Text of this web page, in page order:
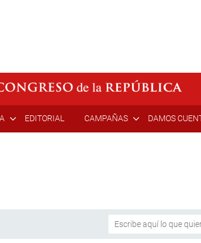
EDITORIAL CAMPAÑAS DAMOS